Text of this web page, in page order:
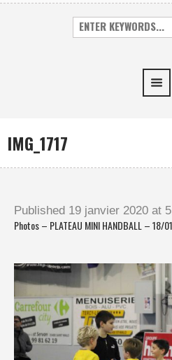
IMG_1717
Published 19 janvier 2020 at
Photos – PLATEAU MINI HANDBALL –